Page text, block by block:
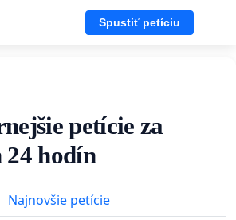
Spustiť petíciu
petície za
24 hodín
Najnovšie petície